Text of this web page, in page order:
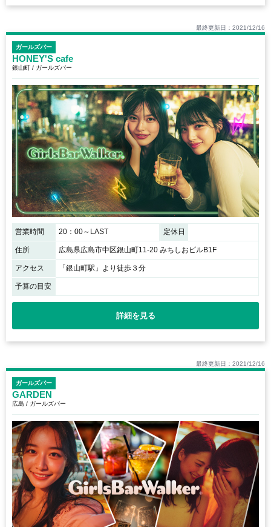
最終更新日：2021/12/16
ガールズバー
HONEY'S cafe
銀山町 / ガールズバー
営業時間 20：00～LAST 定休日
住所 広島県広島市中区銀山町11-20 みちしおビルB1F
アクセス 「銀山町駅」より徒歩３分
予算の目安
詳細を見る
最終更新日：2021/12/16
ガールズバー
GARDEN
広島 / ガールズバー